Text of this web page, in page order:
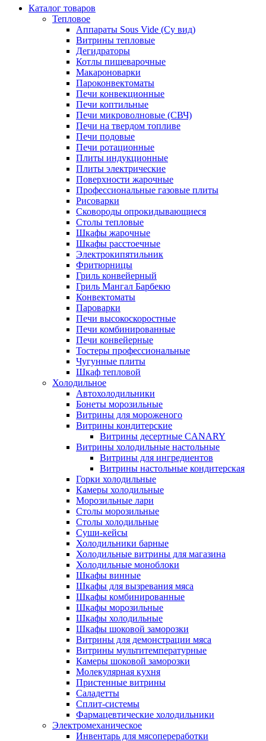
Каталог товаров
Тепловое
Аппараты Sous Vide (Су вид)
Витрины тепловые
Дегидраторы
Котлы пищеварочные
Макароноварки
Пароконвектоматы
Печи конвекционные
Печи коптильные
Печи микроволновые (СВЧ)
Печи на твердом топливе
Печи подовые
Печи ротационные
Плиты индукционные
Плиты электрические
Поверхности жарочные
Профессиональные газовые плиты
Рисоварки
Сковороды опрокидывающиеся
Столы тепловые
Шкафы жарочные
Шкафы расстоечные
Электрокипятильник
Фритюрницы
Гриль конвейерный
Гриль Мангал Барбекю
Конвектоматы
Пароварки
Печи высокоскоростные
Печи комбинированные
Печи конвейерные
Тостеры профессиональные
Чугунные плиты
Шкаф тепловой
Холодильное
Автохолодильники
Бонеты морозильные
Витрины для мороженого
Витрины кондитерские
Витрины десертные CANARY
Витрины холодильные настольные
Витрины для ингредиентов
Витрины настольные кондитерская
Горки холодильные
Камеры холодильные
Морозильные лари
Столы морозильные
Столы холодильные
Суши-кейсы
Холодильники барные
Холодильные витрины для магазина
Холодильные моноблоки
Шкафы винные
Шкафы для вызревания мяса
Шкафы комбинированные
Шкафы морозильные
Шкафы холодильные
Шкафы шоковой заморозки
Витрины для демонстрации мяса
Витрины мультитемпературные
Камеры шоковой заморозки
Молекулярная кухня
Пристенные витрины
Саладетты
Сплит-системы
Фармацевтические холодильники
Электромеханическое
Инвентарь для мясопереработки